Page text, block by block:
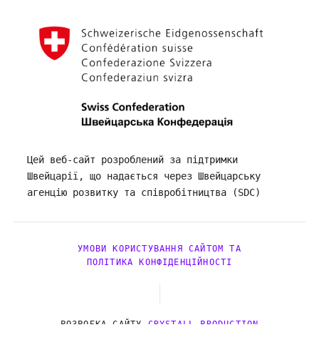
Цей веб-сайт розроблений за підтримки
Швейцарії, що надається через Швейцарську
агенцію розвитку та співробітництва (SDC)
УМОВИ КОРИСТУВАННЯ САЙТОМ ТА
ПОЛІТИКА КОНФІДЕНЦІЙНОСТІ
РОЗРОБКА САЙТУ
CRYSTALL PRODUCTION